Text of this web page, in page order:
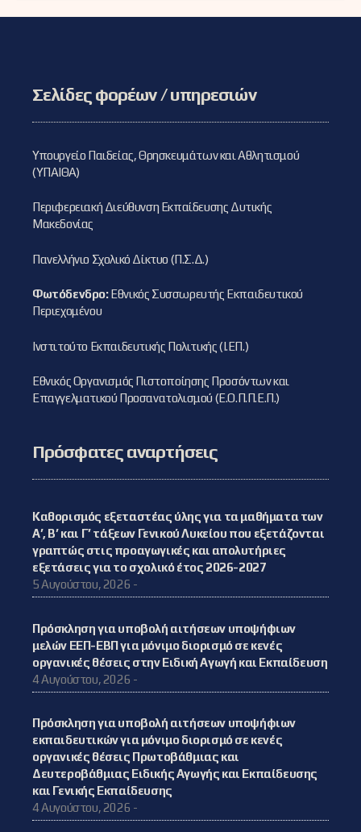
Σελίδες φορέων / υπηρεσιών
Υπουργείο Παιδείας, Θρησκευμάτων και Αθλητισμού
(ΥΠΑΙΘΑ)
Περιφερειακή Διεύθυνση Εκπαίδευσης Δυτικής
Μακεδονίας
Πανελλήνιο Σχολικό Δίκτυο (Π.Σ.Δ.)
Φωτόδενδρο:Εθνικός Συσσωρευτής Εκπαιδευτικού
Περιεχομένου
Ινστιτούτο Εκπαιδευτικής Πολιτικής (Ι.ΕΠ.)
Εθνικός Οργανισμός Πιστοποίησης Προσόντων και
Επαγγελματικού Προσανατολισμού (Ε.Ο.Π.Π.Ε.Π.)
Πρόσφατες αναρτήσεις
Καθορισμός εξεταστέας ύλης για τα μαθήματα των
Α’, Β’ και Γ’ τάξεων Γενικού Λυκείου που εξετάζονται
γραπτώς στις προαγωγικές και απολυτήριες
εξετάσεις για το σχολικό έτος 2026-2027
5 Αυγούστου, 2026 -
Πρόσκληση για υποβολή αιτήσεων υποψήφιων
μελών ΕΕΠ-ΕΒΠ για μόνιμο διορισμό σε κενές
οργανικές θέσεις στην Ειδική Αγωγή και Εκπαίδευση
4 Αυγούστου, 2026 -
Πρόσκληση για υποβολή αιτήσεων υποψήφιων
εκπαιδευτικών για μόνιμο διορισμό σε κενές
οργανικές θέσεις Πρωτοβάθμιας και
Δευτεροβάθμιας Ειδικής Αγωγής και Εκπαίδευσης
και Γενικής Εκπαίδευσης
4 Αυγούστου, 2026 -